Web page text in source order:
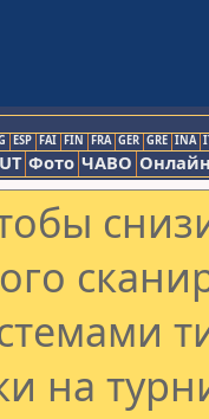
ESP FAI FIN FRA GER GRE INA
Фото ЧАВО
на